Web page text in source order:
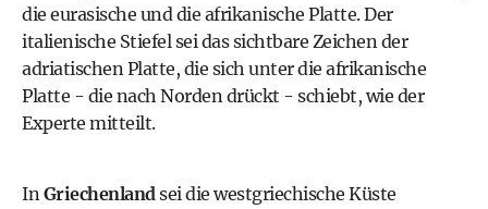
die eurasische und die afrikanische Platte. Der
italienische Stiefel sei das sichtbare Zeichen der
adriatischen Platte, die sich unter die afrikanische
Platte - die nach Norden drückt - schiebt, wie der
Experte mitteilt.
InGriechenlandsei die westgriechische Küste